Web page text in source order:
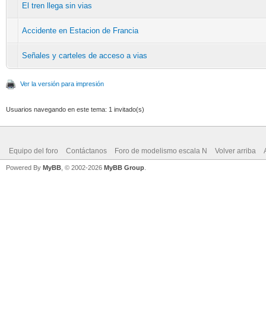
El tren llega sin vias
Accidente en Estacion de Francia
Señales y carteles de acceso a vias
Ver la versión para impresión
Usuarios navegando en este tema: 1 invitado(s)
Equipo del foro Contáctanos Foro de modelismo escala N Volver arriba
Powered By MyBB , © 2002-2026 MyBB Group